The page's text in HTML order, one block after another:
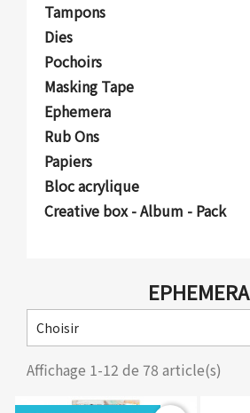
Tampons
Dies
Pochoirs
Masking Tape
Ephemera
Rub Ons
Papiers
Bloc acrylique
Creative box - Album - Pack
EPHEMERA
Choisir
Affichage 1-12 de 78 article(s)